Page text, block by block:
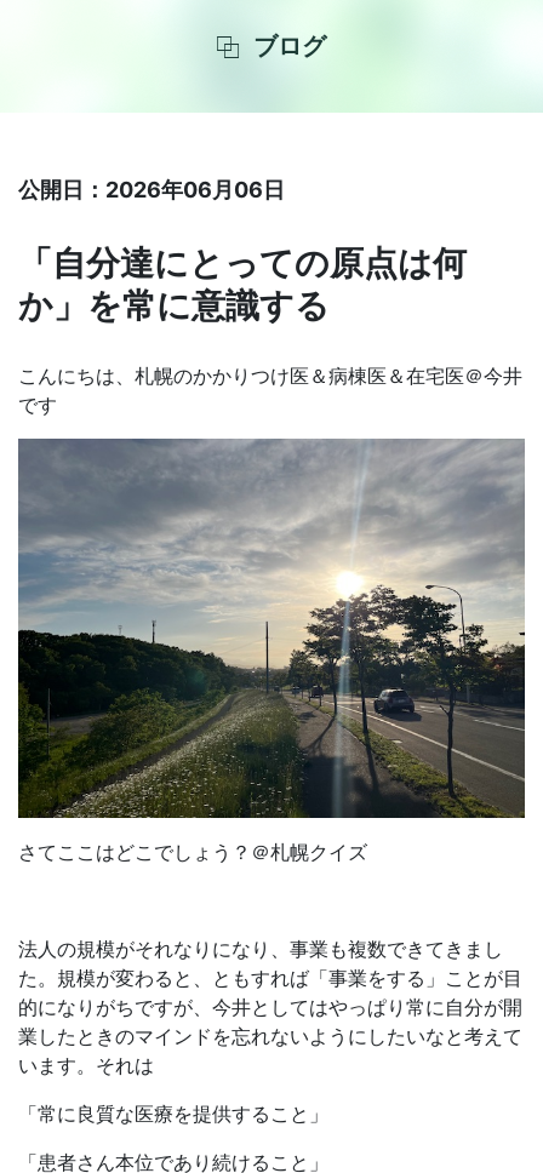
ブログ
公開日：2026年06月06日
「自分達にとっての原点は何
か」を常に意識する
こんにちは、札幌のかかりつけ医＆病棟医＆在宅医＠今井
です
さてここはどこでしょう？＠札幌クイズ
法人の規模がそれなりになり、事業も複数できてきまし
た。規模が変わると、ともすれば「事業をする」ことが目
的になりがちですが、今井としてはやっぱり常に自分が開
業したときのマインドを忘れないようにしたいなと考えて
います。それは
「常に良質な医療を提供すること」
「患者さん本位であり続けること」